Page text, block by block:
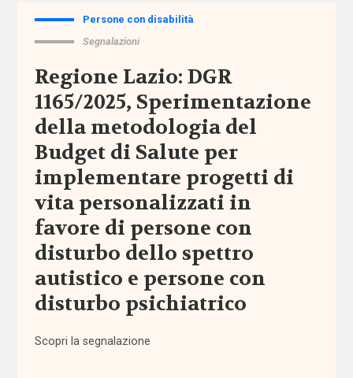
vista
Rassegna
normativa
Spazio ai
promotori
Tutti
i tag
Persone con disabilità
Segnalazioni
Regione Lazio: DGR
1165/2025, Sperimentazione
della metodologia del
Budget di Salute per
implementare progetti di
vita personalizzati in
favore di persone con
disturbo dello spettro
autistico e persone con
disturbo psichiatrico
Scopri la segnalazione